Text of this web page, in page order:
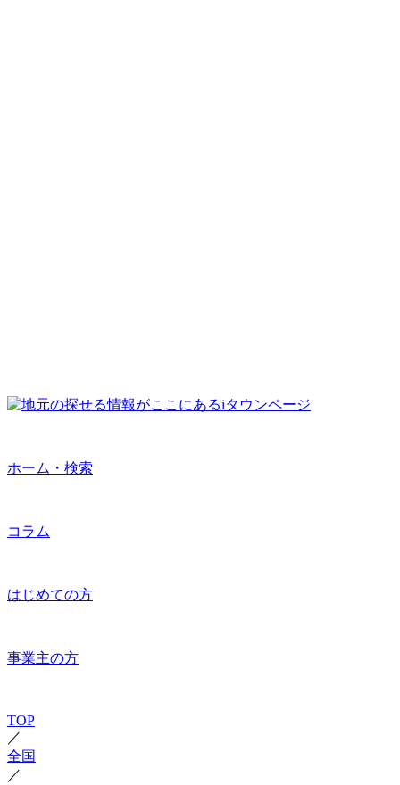
ホーム・検索
コラム
はじめての方
事業主の方
TOP
／
全国
／